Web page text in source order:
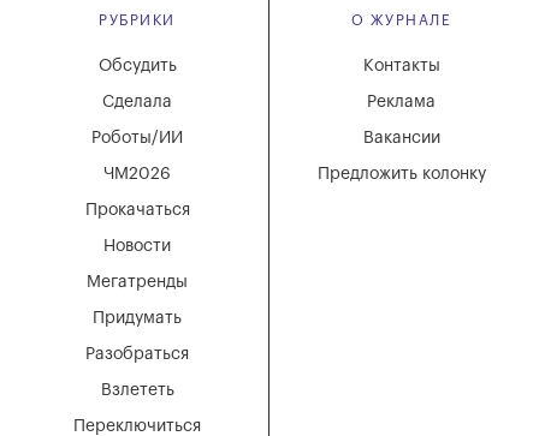
РУБРИКИ
Мегатренды
Придумать
Разобраться
Взлететь
Новости
Переключиться
Обсудить
Сделала
Роботы/ИИ
ЧМ2026
Прокачаться
О ЖУРНАЛЕ
Вакансии
Реклама
Контакты
Предложить колонку